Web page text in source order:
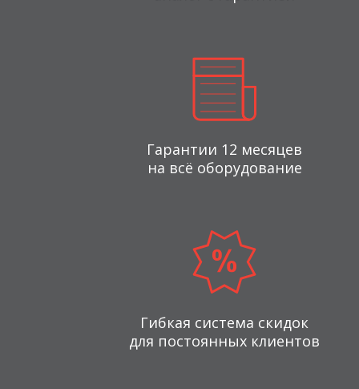
Гарантии 12 месяцев
на всё оборудование
Гибкая система скидок
для постоянных клиентов